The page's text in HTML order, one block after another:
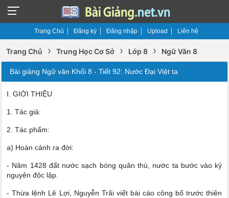
Trang Chủ Đăng ký Đăng nhập Upload Liên hệ
Trang Chủ › Trung Học Cơ Sở › Lớp 8 › Ngữ Văn 8
Bài giảng Ngữ văn Khối 8 - Tiết 92: Nước Đại Việt ta
I. GIỚI THIỆU
1. Tác giả:
2. Tác phẩm:
a) Hoàn cảnh ra đời:
- Năm 1428 đất nước sạch bóng quân thù, nước ta bước vào kỷ
nguyên độc lập.
- Thừa lệnh Lê Lợi, Nguyễn Trãi viết bài cáo công bố trước thiên